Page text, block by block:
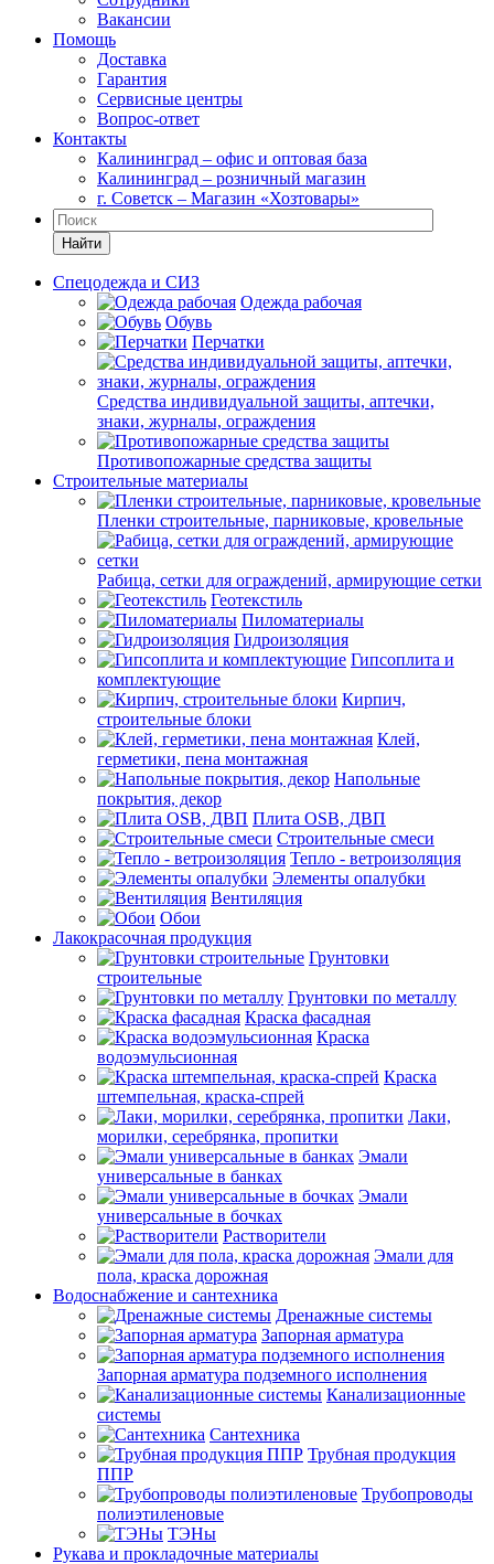
Вакансии
Помощь
Доставка
Гарантия
Сервисные центры
Вопрос-ответ
Контакты
Калининград – офис и оптовая база
Калининград – розничный магазин
г. Советск – Магазин «Хозтовары»
Найти
Спецодежда и СИЗ
Одежда рабочая
Обувь
Перчатки
Средства индивидуальной защиты, аптечки,
знаки, журналы, ограждения
Противопожарные средства защиты
Строительные материалы
Пленки строительные, парниковые, кровельные
Рабица, сетки для ограждений, армирующие сетки
Геотекстиль
Пиломатериалы
Гидроизоляция
Гипсоплита и
комплектующие
Кирпич,
строительные блоки
Клей,
герметики, пена монтажная
Напольные
покрытия, декор
Плита OSB, ДВП
Строительные смеси
Тепло - ветроизоляция
Элементы опалубки
Вентиляция
Обои
Лакокрасочная продукция
Грунтовки
строительные
Грунтовки по металлу
Краска фасадная
Краска
водоэмульсионная
Краска
штемпельная, краска-спрей
Лаки,
морилки, серебрянка, пропитки
Эмали
универсальные в банках
Эмали
универсальные в бочках
Растворители
Эмали для
пола, краска дорожная
Водоснабжение и сантехника
Дренажные системы
Запорная арматура
Запорная арматура подземного исполнения
Канализационные
системы
Сантехника
Трубная продукция
ППР
Трубопроводы
полиэтиленовые
ТЭНы
Рукава и прокладочные материалы